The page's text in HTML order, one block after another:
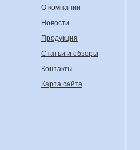
О компании
Новости
Продукция
Статьи и обзоры
Контакты
Карта сайта